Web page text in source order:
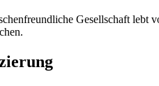
Gesellschaft lebt